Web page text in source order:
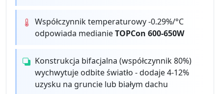
Współczynnik temperaturowy -0.29%/°C
odpowiada medianieTOPCon 600-650W
Konstrukcja bifacjalna (współczynnik 80%)
wychwytuje odbite światło - dodaje 4-12%
uzysku na gruncie lub białym dachu